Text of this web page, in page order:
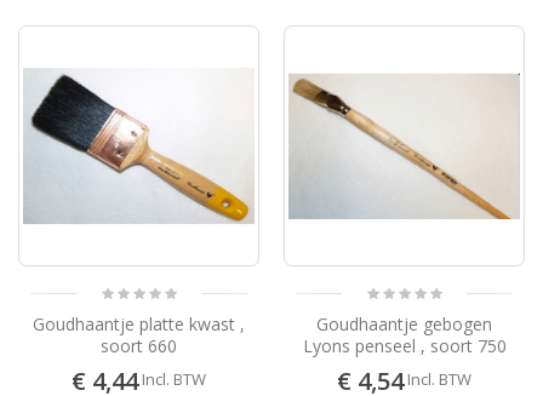
Goudhaantje platte kwast ,
soort 660
€ 4,44 Incl. BTW
Goudhaantje gebogen
Lyons penseel , soort 750
€ 4,54 Incl. BTW